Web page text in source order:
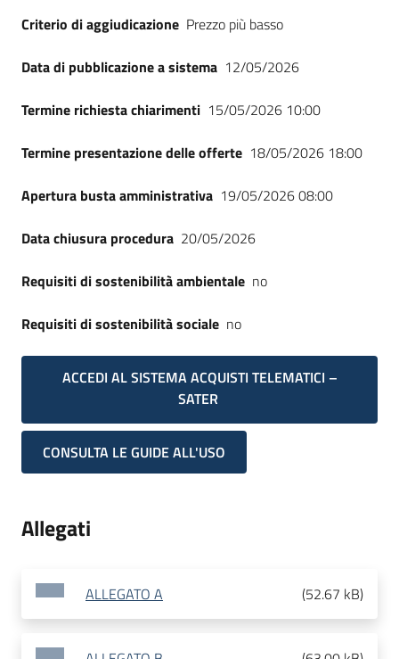
Criterio di aggiudicazione Prezzo più basso
Data di pubblicazione a sistema 12/05/2026
Termine richiesta chiarimenti 15/05/2026 10:00
Termine presentazione delle offerte 18/05/2026 18:00
Apertura busta amministrativa 19/05/2026 08:00
Data chiusura procedura 20/05/2026
Requisiti di sostenibilità ambientale no
Requisiti di sostenibilità sociale no
ACCEDI AL SISTEMA ACQUISTI TELEMATICI –
SATER
CONSULTA LE GUIDE ALL'USO
Allegati
ALLEGATO A (52.67 kB)